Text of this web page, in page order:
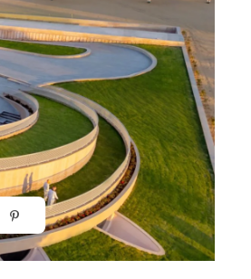
Expo Филигрански обетки